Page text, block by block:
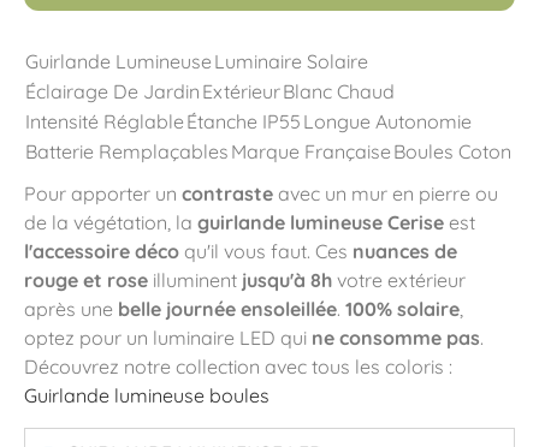
Guirlande Lumineuse Luminaire Solaire
Éclairage De Jardin ExtérieurBlanc Chaud
Intensité Réglable Étanche IP55 Longue Autonomie
Batterie Remplaçables Marque Française Boules Coton
Pour apporter un contraste avec un mur en pierre ou
de la végétation, la guirlande lumineuse Cerise est
l'accessoire déco qu'il vous faut. Ces nuances de
rouge et rose illuminent jusqu'à 8h votre extérieur
après une belle journée ensoleillée. 100% solaire
optez pour un luminaire LED qui ne consomme pas.
Découvrez notre collection avec tous les coloris :
Guirlande lumineuse boules